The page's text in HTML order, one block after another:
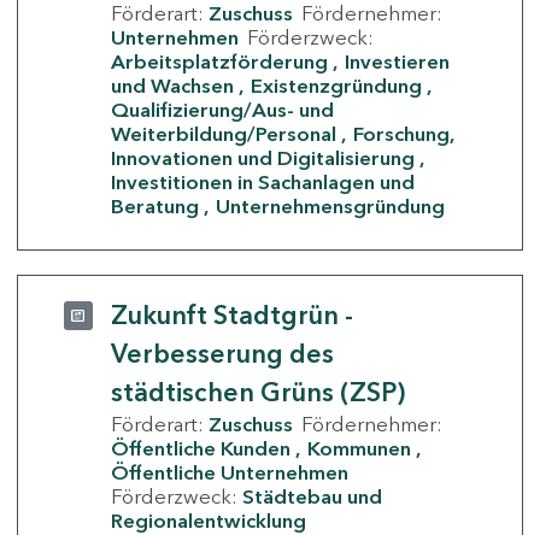
Förderart: Zuschuss Fördernehmer:
Unternehmen Förderzweck:
Arbeitsplatzförderung
Investieren
und Wachsen
Existenzgründung
Qualifizierung/Aus- und
Weiterbildung/Personal
Forschung,
Innovationen und Digitalisierung
Investitionen in Sachanlagen und
Beratung
Unternehmensgründung
Zukunft Stadtgrün -
Verbesserung des
städtischen Grüns (ZSP)
Förderart: Zuschuss Fördernehmer:
Öffentliche Kunden
Kommunen
Öffentliche Unternehmen
Förderzweck: Städtebau und
Regionalentwicklung